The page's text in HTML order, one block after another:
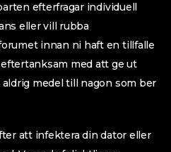
efterfragar individuell
eller vill rubba
innan ni haft en tillfalle
med att ge ut
medel till nagon som ber
att infektera din dator eller